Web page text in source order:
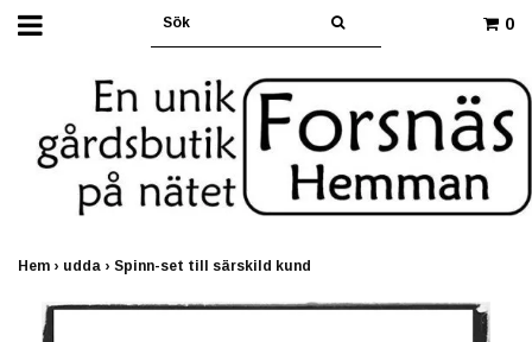
0
Hem › udda › Spinn-set till särskild kund